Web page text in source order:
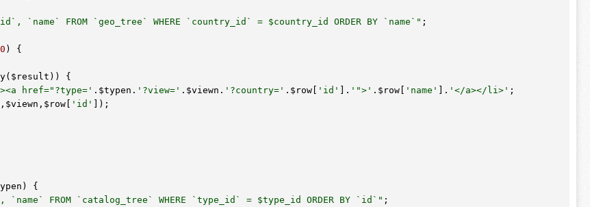
`name` FROM `geo_tree` WHERE `country_id` = $country_id ORDER BY `name`" ;
0 ) {
$result )) {
href="?type=' . $typen . '?view=' . $viewn . '?country=' . $row[ 'id' ]. '">' . $row[ 'name' ]. '</a></li>' ;
, $viewn , $row[ 'id' ]);
)
{
FROM `catalog_tree` WHERE `type_id` = $type_id ORDER BY `id`" ;